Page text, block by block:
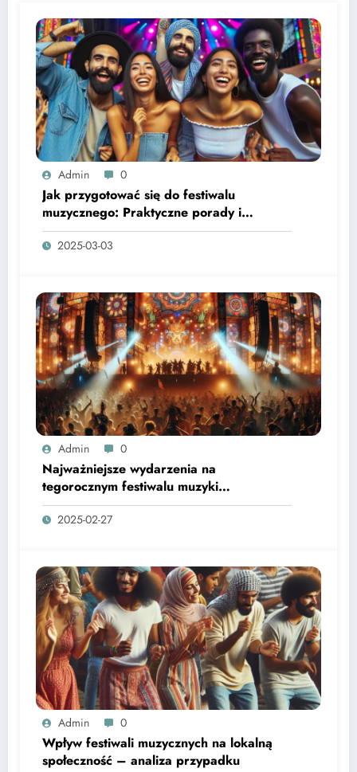
Admin 0
Jak przygotować się do festiwalu
muzycznego: Praktyczne porady i
wskazówki
2025-03-03
Admin 0
Najważniejsze wydarzenia na
tegorocznym festiwalu muzyki
elektronicznej
2025-02-27
Admin 0
Wpływ festiwali muzycznych na lokalną
społeczność – analiza przypadku